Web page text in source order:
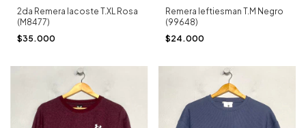
2da Remera lacoste T.XL Rosa
(M8477)
$35.000
Remera leftiesman T.M Negro
(99648)
$24.000